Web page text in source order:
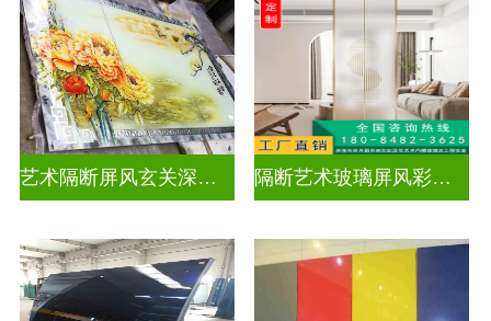
艺术隔断屏风玄关深雕双面效果 隔断艺术玻璃屏风彩绘深雕浮雕玻璃